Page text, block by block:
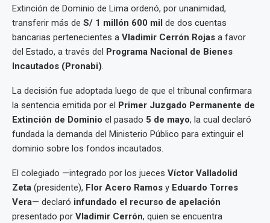
Extinción de Dominio de Lima ordenó, por unanimidad,
transferir más de S/ 1 millón 600 mil de dos cuentas
bancarias pertenecientes a Vladimir Cerrón Rojas a favor
del Estado, a través del Programa Nacional de Bienes
Incautados (Pronabi).
La decisión fue adoptada luego de que el tribunal confirmara
la sentencia emitida por el Primer Juzgado Permanente de
Extinción de Dominio el pasado 5 de mayo, la cual declaró
fundada la demanda del Ministerio Público para extinguir el
dominio sobre los fondos incautados.
El colegiado —integrado por los jueces Víctor Valladolid
Zeta (presidente), Flor Acero Ramos y Eduardo Torres
Vera— declaró infundado el recurso de apelación
presentado por Vladimir Cerrón, quien se encuentra